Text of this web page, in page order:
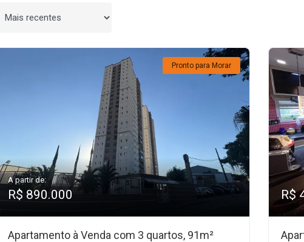
Ordenar por
Pronto para Morar
A partir de:
R$ 890.000
Apartamento à Venda com 3 quartos, 91m²
R$